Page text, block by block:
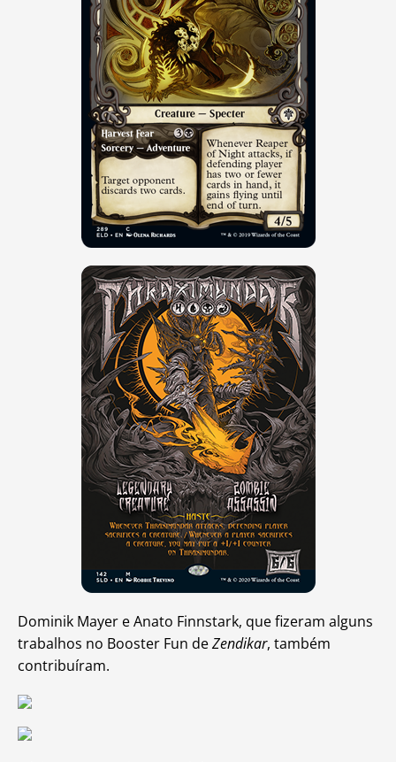
Dominik Mayer e Anato Finnstark, que fizeram alguns
trabalhos no Booster Fun deZendikar, também
contribuíram.